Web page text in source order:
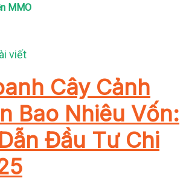
MMO
viết
Cây Cảnh
Bao Nhiêu Vốn:
Đầu Tư Chi